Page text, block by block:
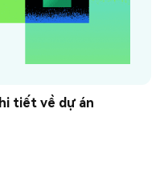
tiết về dự án